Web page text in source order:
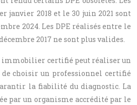
janvier 2018 et le 30 juin 2021 sont
2024. Les DPE réalisés entre le
2017 ne sont plus valides.
immobilier certifié peut réaliser un
choisir un professionnel certifié
la fiabilité du diagnostic. La
par un organisme accrédité par le